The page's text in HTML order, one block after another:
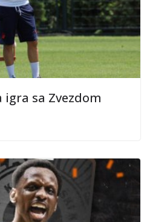
sa Zvezdom